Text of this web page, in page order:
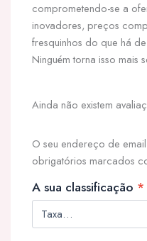
comprometendo-se a
inovadores, preços
fresquinhos do que há
Ninguém torna isso mais
Ainda não existem
O seu endereço de
obrigatórios marcados
A sua classificação *